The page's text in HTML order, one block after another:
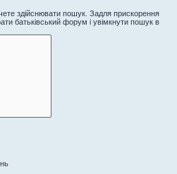
здійснювати пошук. Задля прискорення
батьківський форум і увімкнути пошук в